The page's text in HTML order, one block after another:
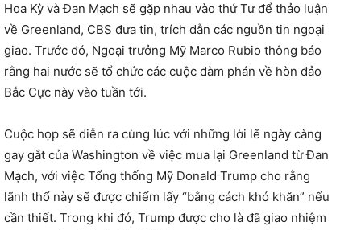
Hoa Kỳ và Đan Mạch sẽ gặp nhau vào thứ Tư để thảo luận
về Greenland, CBS đưa tin, trích dẫn các nguồn tin ngoại
giao. Trước đó, Ngoại trưởng Mỹ Marco Rubio thông báo
rằng hai nước sẽ tổ chức các cuộc đàm phán về hòn đảo
Bắc Cực này vào tuần tới.
Cuộc họp sẽ diễn ra cùng lúc với những lời lẽ ngày càng
gay gắt của Washington về việc mua lại Greenland từ Đan
Mạch, với việc Tổng thống Mỹ Donald Trump cho rằng
lãnh thổ này sẽ được chiếm lấy “bằng cách khó khăn” nếu
cần thiết. Trong khi đó, Trump được cho là đã giao nhiệm